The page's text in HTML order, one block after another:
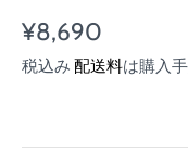
¥8,690
税込み 配送料は購入